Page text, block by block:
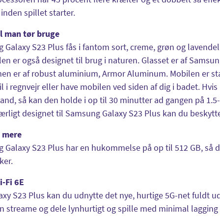
spillet starter.
man tør bruge
Galaxy S23 Plus fås i fantom sort, creme, grøn og
er også designet til brug i naturen. Glasset er af
er af robust aluminium, Armor Aluminum. Mobilen er
i regnvejr eller have mobilen ved siden af dig i badet.
så kan den holde i op til 30 minutter ad gangen på
designet til Samsung Galaxy S23 Plus kan du
Galaxy S23 Plus har en hukommelse på op til 512 GB,
Fi 6E
S23 Plus kan du udnytte det nye, hurtige 5G-net fuldt
streame og dele lynhurtigt og spille med minimal